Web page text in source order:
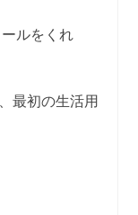
ルをくれ
最初の生活用